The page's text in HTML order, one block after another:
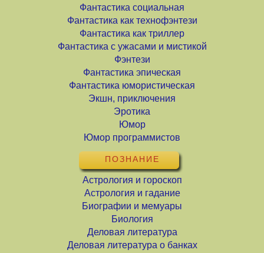
Фантастика социальная
Фантастика как технофэнтези
Фантастика как триллер
Фантастика с ужасами и мистикой
Фэнтези
Фантастика эпическая
Фантастика юмористическая
Экшн, приключения
Эротика
Юмор
Юмор программистов
ПОЗНАНИЕ
Астрология и гороскоп
Астрология и гадание
Биографии и мемуары
Биология
Деловая литература
Деловая литература о банках